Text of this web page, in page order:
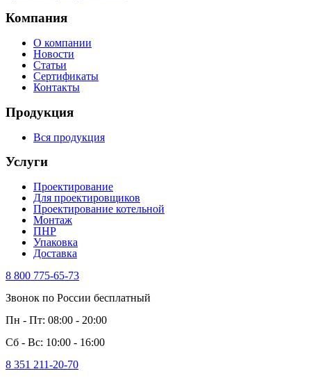
Компания
О компании
Новости
Статьи
Сертификаты
Контакты
Продукция
Вся продукция
Услуги
Проектирование
Для проектировщиков
Проектирование котельной
Монтаж
ПНР
Упаковка
Доставка
8 800 775-65-73
Звонок по России бесплатный
Пн - Пт: 08:00 - 20:00
Сб - Вс: 10:00 - 16:00
8 351 211-20-70